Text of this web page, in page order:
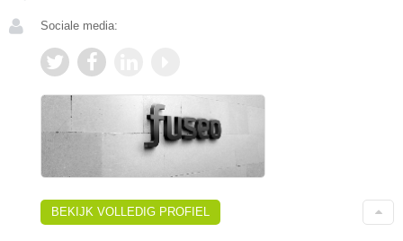
Sociale media:
BEKIJK VOLLEDIG PROFIEL